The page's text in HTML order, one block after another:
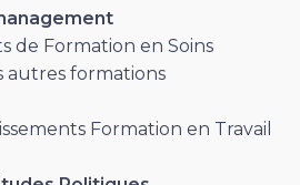
de Formation en Soins
autres formations
Formation en Travail